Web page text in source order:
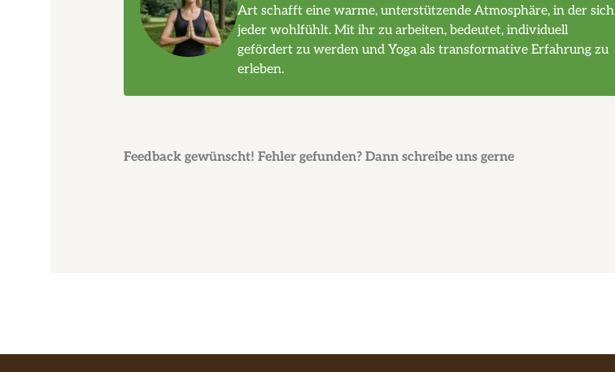
Art schafft eine warme, unterstützende Atmosphäre, in der sich
jeder wohlfühlt. Mit ihr zu arbeiten, bedeutet, individuell
gefördert zu werden und Yoga als transformative Erfahrung zu
erleben.
Feedback gewünscht! Fehler gefunden? Dann schreibe uns gerne